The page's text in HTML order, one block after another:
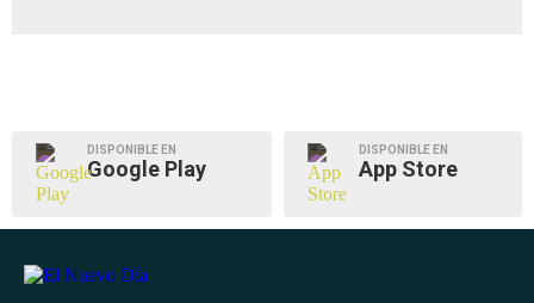
DISPONIBLE EN
Google Play
DISPONIBLE EN
App Store